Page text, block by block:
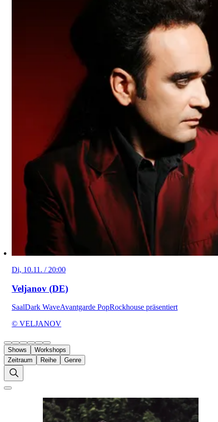
Di, 10.11. / 20:00
Veljanov (DE)
SaalDark WaveAvantgarde PopRockhouse präsentiert
© VELJANOV
Shows
Workshops
Zeitraum
Reihe Genre